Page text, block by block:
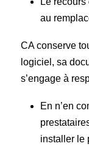
au
CA conserve
logiciel, sa
s’engage à
En n’en
installer le